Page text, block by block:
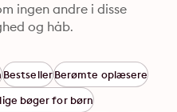
ingen andre i disse
og håb.
BestsellerBerømte oplæsere
bøger for børn